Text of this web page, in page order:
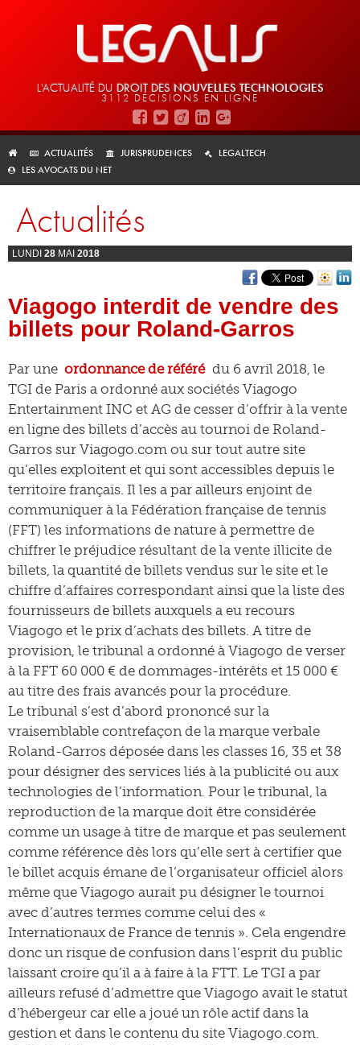
L'ACTUALITÉ DU DROIT DES NOUVELLES TECHNOLOGIES
3112 DÉCISIONS EN LIGNE
ACTUALITÉS JURISPRUDENCES
LEGALTECH
LES AVOCATS DU NET
Actualités
LUNDI 28 MAI 2018
Viagogo interdit de vendre des
billets pour Roland-Garros
Par une ordonnance de référé du 6 avril 2018, le
TGI de Paris a ordonné aux sociétés Viagogo
Entertainment INC et AG de cesser d’offrir à la vente
en ligne des billets d’accès au tournoi de Roland-
Garros sur Viagogo.com ou sur tout autre site
qu’elles exploitent et qui sont accessibles depuis le
territoire français. Il les a par ailleurs enjoint de
communiquer à la Fédération française de tennis
(FFT) les informations de nature à permettre de
chiffrer le préjudice résultant de la vente illicite de
billets, la quantité de billets vendus sur le site et le
chiffre d’affaires correspondant ainsi que la liste des
fournisseurs de billets auxquels a eu recours
Viagogo et le prix d’achats des billets. A titre de
provision, le tribunal a ordonné à Viagogo de verser
à la FFT 60 000 € de dommages-intérêts et 15 000 €
au titre des frais avancés pour la procédure.
Le tribunal s’est d’abord prononcé sur la
vraisemblable contrefaçon de la marque verbale
Roland-Garros déposée dans les classes 16, 35 et 38
pour désigner des services liés à la publicité ou aux
technologies de l’information. Pour le tribunal, la
reproduction de la marque doit être considérée
comme un usage à titre de marque et pas seulement
comme référence dès lors qu’elle sert à certifier que
le billet acquis émane de l’organisateur officiel alors
même que Viagogo aurait pu désigner le tournoi
avec d’autres termes comme celui des «
Internationaux de France de tennis ». Cela engendre
donc un risque de confusion dans l’esprit du public
laissant croire qu’il a à faire à la FTT. Le TGI a par
ailleurs refusé d’admettre que Viagogo avait le statut
d’hébergeur car elle a joué un rôle actif dans la
gestion et dans le contenu du site Viagogo.com.